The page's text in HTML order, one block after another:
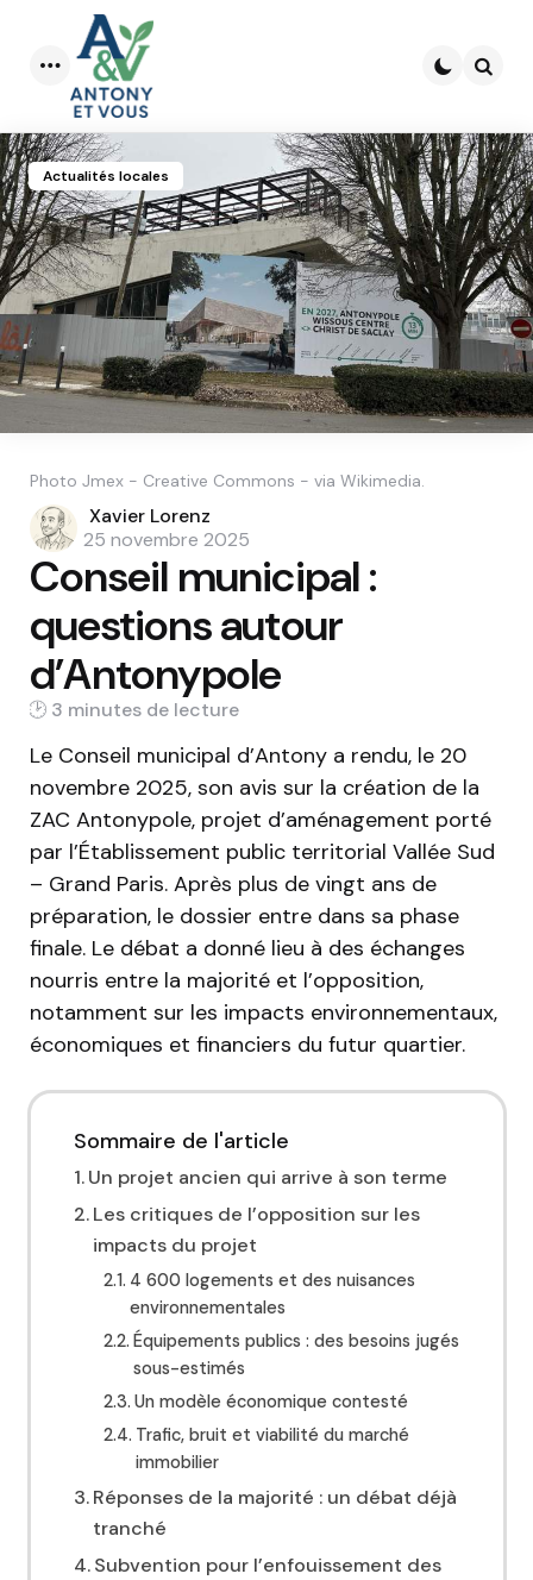
Menu
Actualités locales
Photo Jmex - Creative Commons - via Wikimedia.
Posted
by
Xavier Lorenz
25 novembre 2025
Conseil municipal :
questions autour
d’Antonypole
3 min
Le Conseil municipal d’Antony a rendu, le 20
novembre 2025, son avis sur la création de la
ZAC Antonypole, projet d’aménagement porté
par l’Établissement public territorial Vallée Sud
– Grand Paris. Après plus de vingt ans de
préparation, le dossier entre dans sa phase
finale. Le débat a donné lieu à des échanges
nourris entre la majorité et l’opposition,
notamment sur les impacts environnementaux,
économiques et financiers du futur quartier.
Sommaire de l'article
Un projet ancien qui arrive à son terme
Les critiques de l’opposition sur les
impacts du projet
4 600 logements et des nuisances
environnementales
Équipements publics : des besoins jugés
sous-estimés
Un modèle économique contesté
Trafic, bruit et viabilité du marché
immobilier
Réponses de la majorité : un débat déjà
tranché
Subvention pour l’enfouissement des